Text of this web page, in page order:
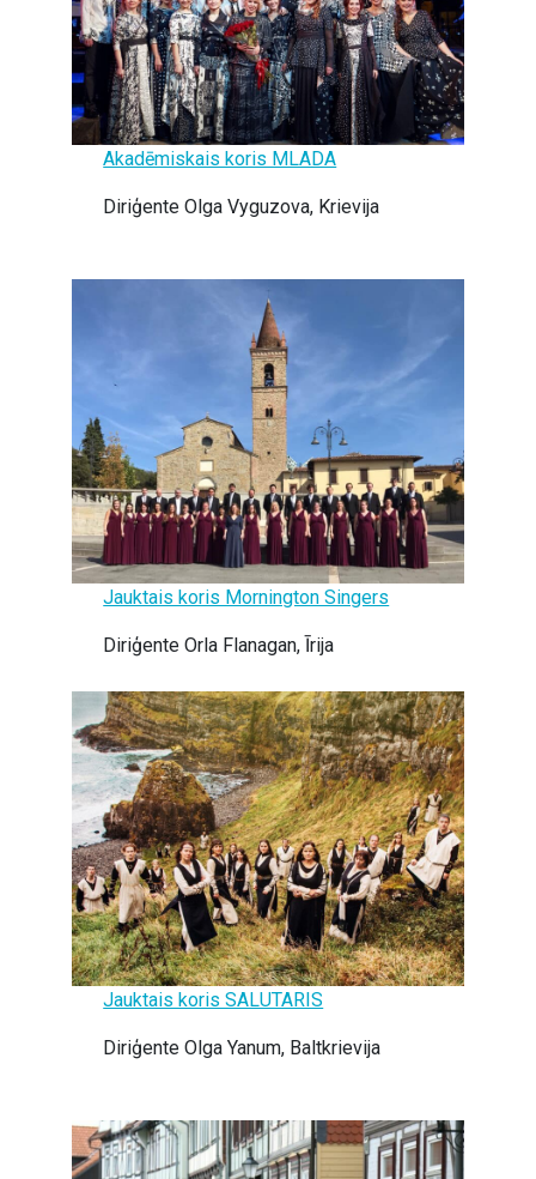
Akadēmiskais koris MLADA
Diriģente Olga Vyguzova, Krievija
Jauktais koris Mornington Singers
Diriģente Orla Flanagan, Īrija
Jauktais koris SALUTARIS
Diriģente Olga Yanum, Baltkrievija